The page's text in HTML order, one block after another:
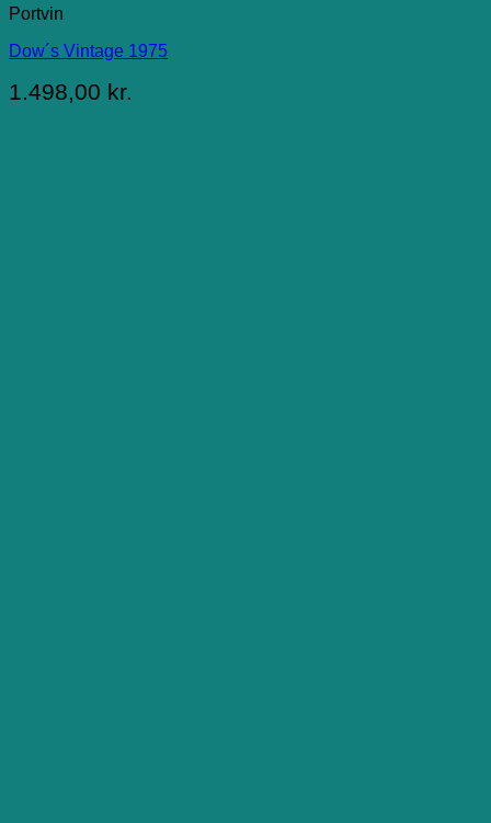
Portvin
Dow´s Vintage 1975
1.498,00 kr.